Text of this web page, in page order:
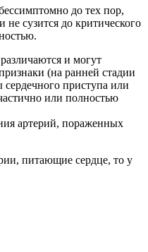
до тех пор,
сузится до критического
и могут
(на ранней стадии
приступа или
или полностью
артерий, пораженных
питающие сердце, то у